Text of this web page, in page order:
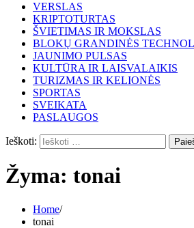
VERSLAS
KRIPTOTURTAS
ŠVIETIMAS IR MOKSLAS
BLOKŲ GRANDINĖS
JAUNIMO PULSAS
KULTŪRA IR LAISVALAIKIS
TURIZMAS IR KELIONĖS
SPORTAS
SVEIKATA
PASLAUGOS
Ieškoti:
Žyma: tonai
Home
tonai